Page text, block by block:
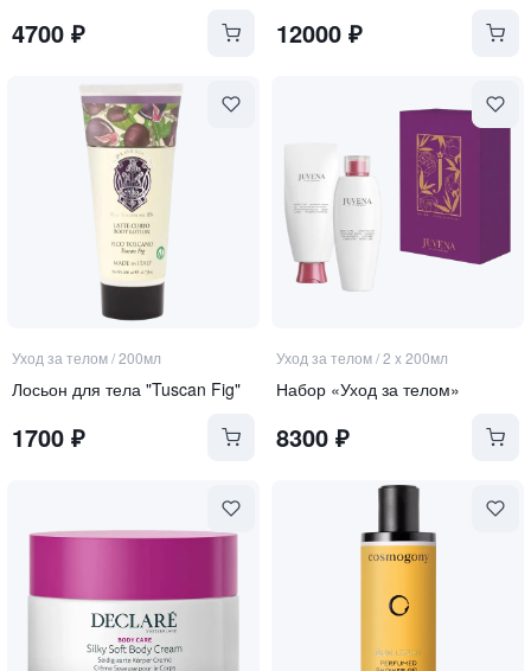
4700 ₽ 12000₽
Уход за телом/200мл
Лосьон для тела "Tuscan Fig"
1700 ₽
Уход за телом/2 x 200мл
Набор «Уход за телом»
8300₽